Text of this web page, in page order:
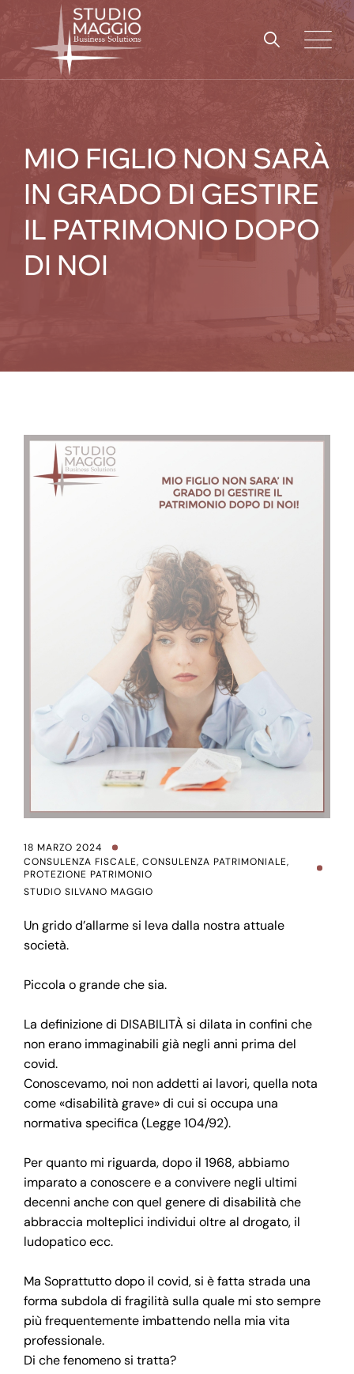
content
MIO FIGLIO NON SARÀ
IN GRADO DI GESTIRE
IL PATRIMONIO DOPO
DI NOI
18 MARZO 2024
CONSULENZA FISCALE, CONSULENZA PATRIMONIALE,
PROTEZIONE PATRIMONIO
STUDIO SILVANO MAGGIO
Un grido d’allarme si leva dalla nostra attuale
società.
Piccola o grande che sia.
La definizione di DISABILITÀ si dilata in confini che
non erano immaginabili già negli anni prima del
covid.
Conoscevamo, noi non addetti ai lavori, quella nota
come «disabilità grave» di cui si occupa una
normativa specifica (Legge 104/92).
Per quanto mi riguarda, dopo il 1968, abbiamo
imparato a conoscere e a convivere negli ultimi
decenni anche con quel genere di disabilità che
abbraccia molteplici individui oltre al drogato, il
ludopatico ecc.
Ma Soprattutto dopo il covid, si è fatta strada una
forma subdola di fragilità sulla quale mi sto sempre
più frequentemente imbattendo nella mia vita
professionale.
Di che fenomeno si tratta?